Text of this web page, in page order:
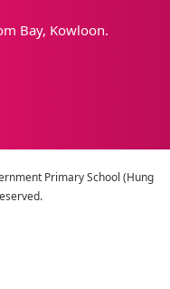
Bay, Kowloon.
Primary School (Hung